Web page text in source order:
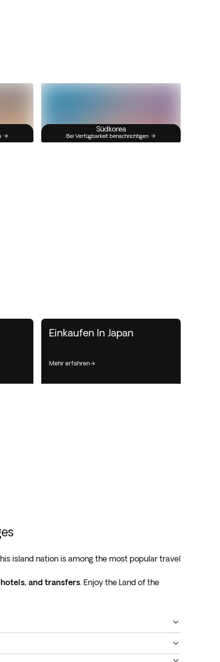
Südkorea
Bei Verfügbarkeit benachrichtigen
Einkaufen In Japan
mehr erfahren
island nation is among the most popular travel
and transfers. Enjoy the Land of the
the world.
its historic temples and castles, while cities like
the ultimate tour of Japan. We provide